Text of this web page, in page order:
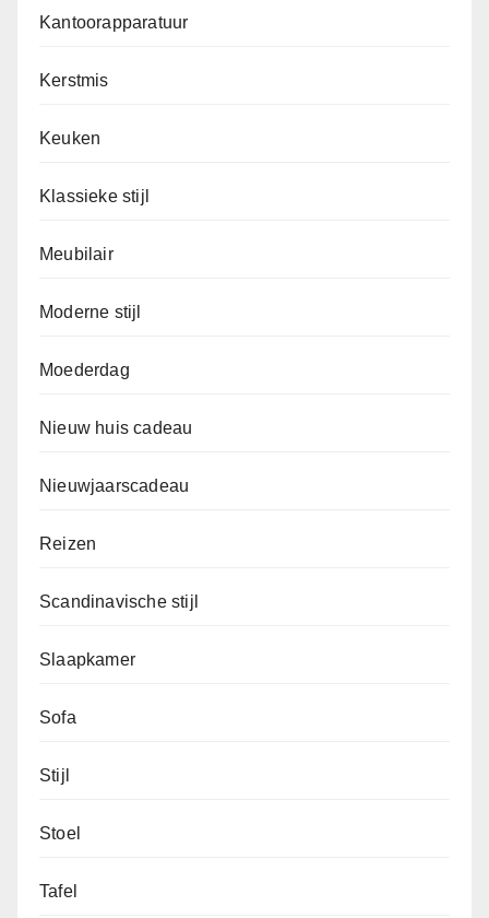
Kantoorapparatuur
Kerstmis
Keuken
Klassieke stijl
Meubilair
Moderne stijl
Moederdag
Nieuw huis cadeau
Nieuwjaarscadeau
Reizen
Scandinavische stijl
Slaapkamer
Sofa
Stijl
Stoel
Tafel